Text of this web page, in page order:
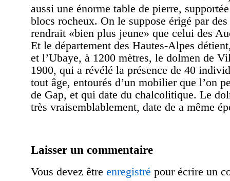
aussi une énorme table de pierre,
blocs rocheux. On le suppose érigé par
rendrait «bien plus jeune» que celui des
Et le département des Hautes-Alpes
et l’Ubaye, à 1200 mètres, le dolmen de
1900, qui a révélé la présence de 40
tout âge, entourés d’un mobilier que l’on
de Gap, et qui date du chalcolitique. Le
très vraisemblablement, date de a même
Laisser un commentaire
Vous devez être enregistré pour écrire un